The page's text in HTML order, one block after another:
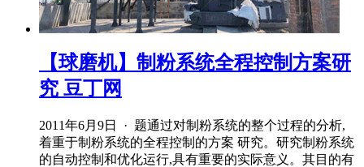
【球磨机】制粉系统全程控制方案研
究 豆丁网
2011年6月9日 · 题通过对制粉系统的整个过程的分析,
着重于制粉系统的全程控制的方案 研究。研究制粉系统
的自动控制和优化运行,具有重要的实际意义。其目的有